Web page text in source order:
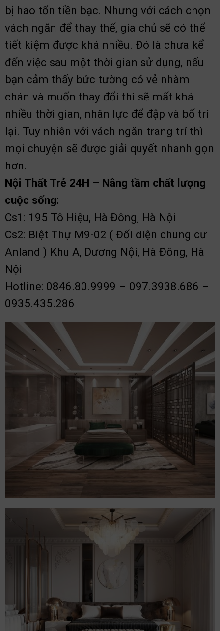
bị hao tổn tiền bạc. Nhưng với cách chọn
vách ngăn để thay thế, gia chủ sẽ có thể
tiết kiệm được khá nhiều. Đó là chưa kể
đến việc sau một thời gian sử dụng, nếu
bạn cảm thấy bức tường có vẻ nhàm
chán và muốn thay đổi thì sẽ mất khá
nhiều thời gian, nhân lực để đập và bố trí
lại. Tuy nhiên với vách ngăn trang trí thì
mọi chuyện sẽ được giải quyết nhanh gọn
hơn.
Nội Thất Trẻ 24H – Nâng tầm chất lượng
cuộc sống:
Cs1: 195 Tô Hiệu, Hà Đông, Hà Nội
Cs2: Biệt Thự M9-02 ( Đối diện chung cư
Anland ) Khu A, Dương Nội, Hà Đông, Hà
Nội
Hotline: 0846.80.9999 – 097.3938.686 –
0935.435.286